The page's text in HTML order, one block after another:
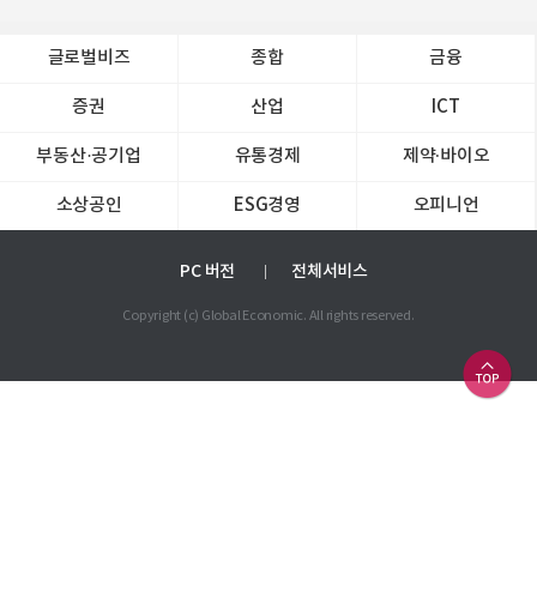
글로벌비즈 종합 금융
증권 산업 ICT
부동산·공기업 유통경제 제약∙바이오
소상공인 ESG경영 오피니언
PC 버전 전체서비스
Copyright (c) Global Economic. All rights reserved.